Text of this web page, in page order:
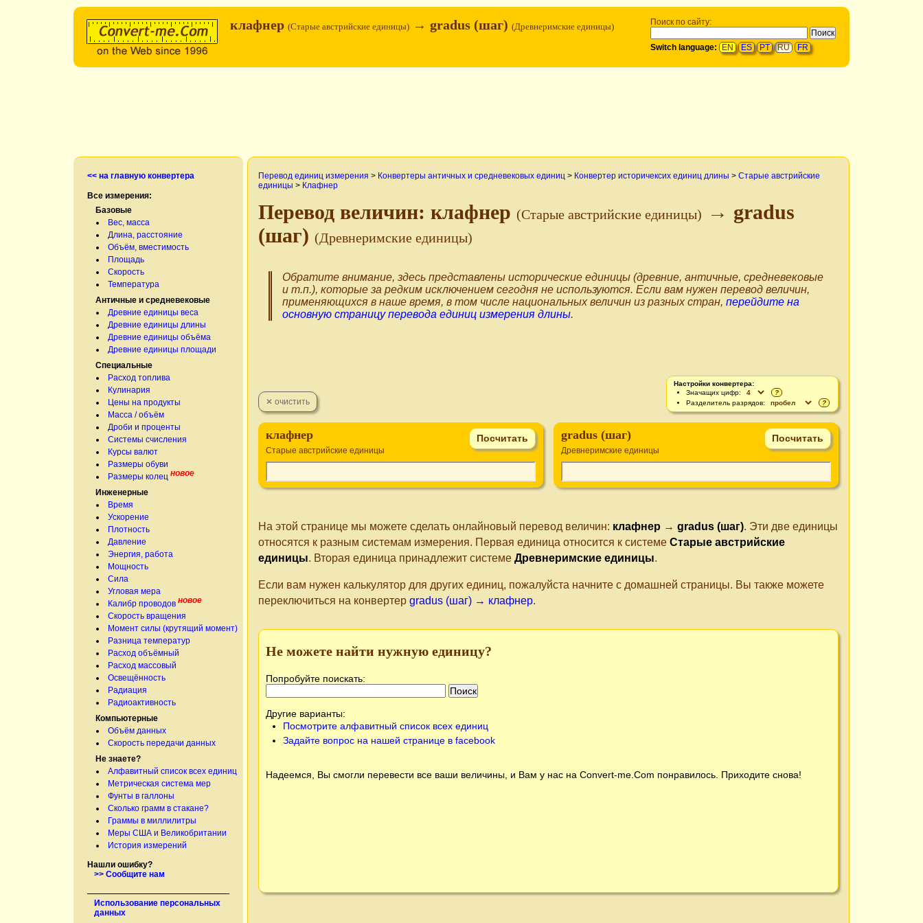
Поиск по сайту:
Switch language: EN ES PT RU FR
клафнер (Старые австрийские единицы) → gradus (шаг) (Древнеримские единицы)
<< на главную конвертера
Все измерения:
Базовые
Вес, масса
Длина, расстояние
Объём, вместимость
Площадь
Скорость
Температура
Античные и средневековые
Древние единицы веса
Древние единицы длины
Древние единицы объёма
Древние единицы площади
Специальные
Расход топлива
Кулинария
Цены на продукты
Масса / объём
Дроби и проценты
Системы счисления
Курсы валют
Размеры обуви
Размеры колец новое
Инженерные
Время
Ускорение
Плотность
Давление
Энергия, работа
Мощность
Сила
Угловая мера
Калибр проводов новое
Скорость вращения
Момент силы (крутящий момент)
Разница температур
Расход объёмный
Расход массовый
Освещённость
Радиация
Радиоактивность
Компьютерные
Объём данных
Скорость передачи данных
Не знаете?
Алфавитный список всех единиц
Метрическая система мер
Фунты в галлоны
Сколько грамм в стакане?
Граммы в миллилитры
Меры США и Великобритании
История измерений
Нашли ошибку?
>> Сообщите нам
Использование персональных
данных
Перевод единиц измерения > Конвертеры античных и средневековых единиц > Конвертер историчексих единиц длины > Старые австрийские
единицы > Клафнер
Перевод величин: клафнер (Старые австрийские единицы)
→ gradus
(шаг) (Древнеримские единицы)
Обратите внимание, здесь представлены исторические единицы (древние, античные, средневековые
и т.п.), которые за редким исключением сегодня не используются. Если вам нужен перевод величин,
применяющихся в наше время, в том числе национальных величин из разных стран, перейдите на
основную страницу перевода единиц измерения длины.
Настройки конвертера:
Значащих цифр:
?
Разделитель разрядов:
?
клафнер
Старые австрийские единицы
gradus (шаг)
Древнеримские единицы
На этой странице мы можете сделать онлайновый перевод величин: клафнер → gradus (шаг). Эти две единицы
относятся к разным системам измерения. Первая единица относится к системе Старые австрийские
единицы. Вторая единица принадлежит системе Древнеримские единицы.
Если вам нужен калькулятор для других единиц, пожалуйста начните с домашней страницы. Вы также можете
переключиться на конвертер gradus (шаг) → клафнер.
Не можете найти нужную единицу?
Попробуйте поискать:
Другие варианты:
Посмотрите алфавитный список всех единиц
Задайте вопрос на нашей странице в facebook
Надеемся, Вы смогли перевести все ваши величины, и Вам у нас на Convert-me.Com понравилось. Приходите снова!